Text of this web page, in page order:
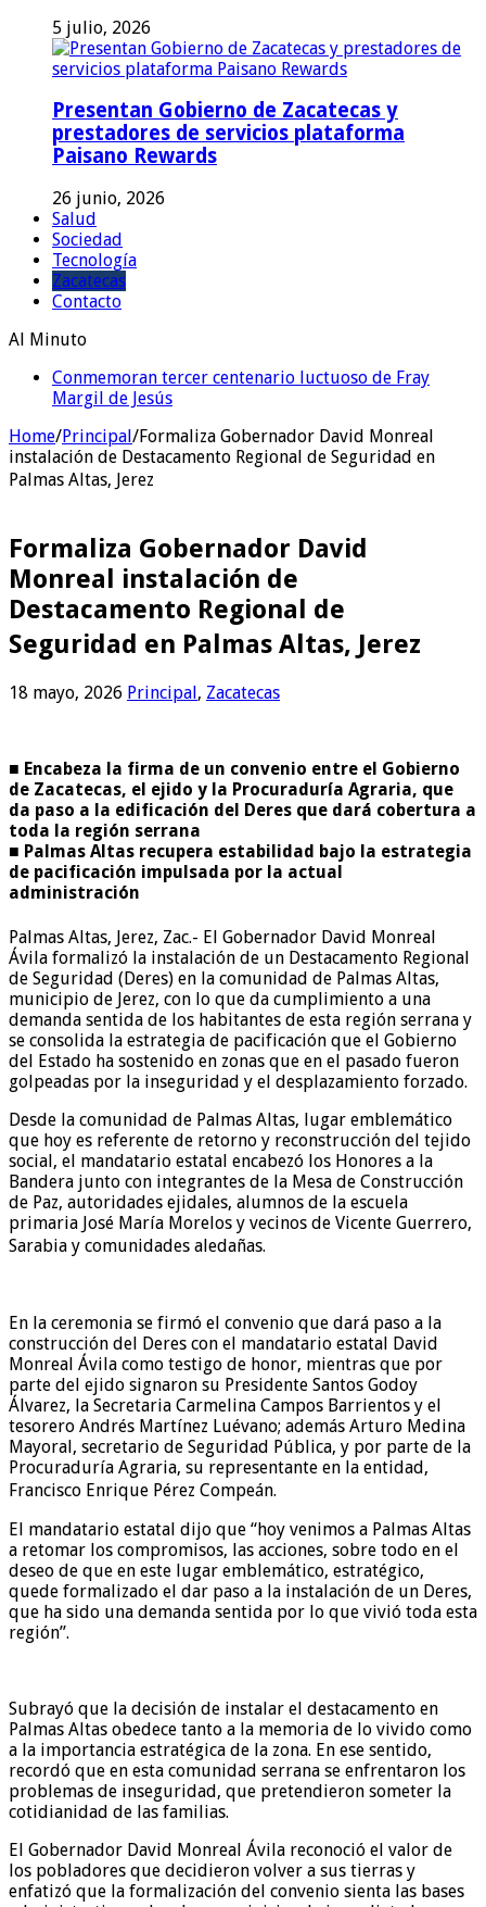
5 julio, 2026
Presentan Gobierno de Zacatecas y
prestadores de servicios plataforma
Paisano Rewards
26 junio, 2026
Salud
Sociedad
Tecnología
Zacatecas
Contacto
Al Minuto
Conmemoran tercer centenario luctuoso de Fray
Margil de Jesús
Home/Principal/Formaliza Gobernador David Monreal
instalación de Destacamento Regional de Seguridad en
Palmas Altas, Jerez
Formaliza Gobernador David
Monreal instalación de
Destacamento Regional de
Seguridad en Palmas Altas, Jerez
18 mayo, 2026 Principal, Zacatecas
■ Encabeza la firma de un convenio entre el Gobierno
de Zacatecas, el ejido y la Procuraduría Agraria, que
da paso a la edificación del Deres que dará cobertura a
toda la región serrana
■ Palmas Altas recupera estabilidad bajo la estrategia
de pacificación impulsada por la actual
administración
Palmas Altas, Jerez, Zac.- El Gobernador David Monreal
Ávila formalizó la instalación de un Destacamento Regional
de Seguridad (Deres) en la comunidad de Palmas Altas,
municipio de Jerez, con lo que da cumplimiento a una
demanda sentida de los habitantes de esta región serrana y
se consolida la estrategia de pacificación que el Gobierno
del Estado ha sostenido en zonas que en el pasado fueron
golpeadas por la inseguridad y el desplazamiento forzado.
Desde la comunidad de Palmas Altas, lugar emblemático
que hoy es referente de retorno y reconstrucción del tejido
social, el mandatario estatal encabezó los Honores a la
Bandera junto con integrantes de la Mesa de Construcción
de Paz, autoridades ejidales, alumnos de la escuela
primaria José María Morelos y vecinos de Vicente Guerrero,
Sarabia y comunidades aledañas.
En la ceremonia se firmó el convenio que dará paso a la
construcción del Deres con el mandatario estatal David
Monreal Ávila como testigo de honor, mientras que por
parte del ejido signaron su Presidente Santos Godoy
Álvarez, la Secretaria Carmelina Campos Barrientos y el
tesorero Andrés Martínez Luévano; además Arturo Medina
Mayoral, secretario de Seguridad Pública, y por parte de la
Procuraduría Agraria, su representante en la entidad,
Francisco Enrique Pérez Compeán.
El mandatario estatal dijo que “hoy venimos a Palmas Altas
a retomar los compromisos, las acciones, sobre todo en el
deseo de que en este lugar emblemático, estratégico,
quede formalizado el dar paso a la instalación de un Deres,
que ha sido una demanda sentida por lo que vivió toda esta
región”.
Subrayó que la decisión de instalar el destacamento en
Palmas Altas obedece tanto a la memoria de lo vivido como
a la importancia estratégica de la zona. En ese sentido,
recordó que en esta comunidad serrana se enfrentaron los
problemas de inseguridad, que pretendieron someter la
cotidianidad de las familias.
El Gobernador David Monreal Ávila reconoció el valor de
los pobladores que decidieron volver a sus tierras y
enfatizó que la formalización del convenio sienta las bases